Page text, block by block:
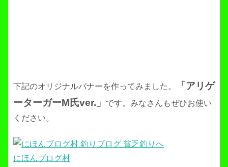
下記のオリジナルバナーを作ってみました。
「アリゲ
ーターガーM氏ver.」
です。みなさんもぜひお使い
ください。
にほんブログ村